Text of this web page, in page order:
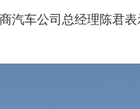
汽车公司总经理陈君